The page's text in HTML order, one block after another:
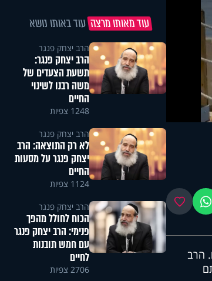
ווטסאפ מועדפים
הרב
עוד מאותו מרצה עוד באותו נושא
הרב יצחק פנגר
הרב יצחק פנגר:
תשעת הצעדים של
משה רבנו לשינוי
החיים
1248 צפיות
הרב יצחק פנגר
לא רק התוצאה: הרב
יצחק פנגר על מסעות
החיים
1124 צפיות
הרב יצחק פנגר
הכוח לחולל מהפך
פנימי: הרב יצחק פנגר
עם חמש תובנות
לחיים
2706 צפיות